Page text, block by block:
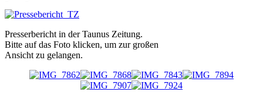
Presserbericht in der Taunus Zeitung.
Bitte auf das Foto klicken, um zur großen
Ansicht zu gelangen.